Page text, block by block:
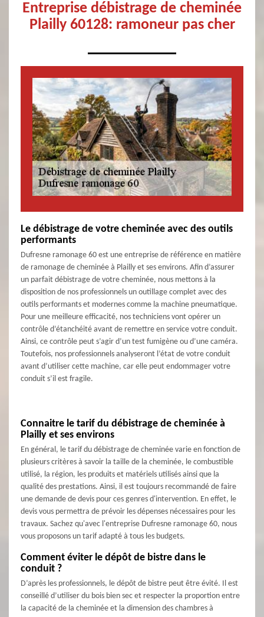
Entreprise débistrage de cheminée
Plailly 60128: ramoneur pas cher
Le débistrage de votre cheminée avec des outils
performants
Dufresne ramonage 60 est une entreprise de référence en matière
de ramonage de cheminée à Plailly et ses environs. Afin d’assurer
un parfait débistrage de votre cheminée, nous mettons à la
disposition de nos professionnels un outillage complet avec des
outils performants et modernes comme la machine pneumatique.
Pour une meilleure efficacité, nos techniciens vont opérer un
contrôle d’étanchéité avant de remettre en service votre conduit.
Ainsi, ce contrôle peut s’agir d’un test fumigène ou d’une caméra.
Toutefois, nos professionnels analyseront l’état de votre conduit
avant d’utiliser cette machine, car elle peut endommager votre
conduit s’il est fragile.
Connaitre le tarif du débistrage de cheminée à
Plailly et ses environs
En général, le tarif du débistrage de cheminée varie en fonction de
plusieurs critères à savoir la taille de la cheminée, le combustible
utilisé, la région, les produits et matériels utilisés ainsi que la
qualité des prestations. Ainsi, il est toujours recommandé de faire
une demande de devis pour ces genres d'intervention. En effet, le
devis vous permettra de prévoir les dépenses nécessaires pour les
travaux. Sachez qu'avec l'entreprise Dufresne ramonage 60, nous
vous proposons un tarif adapté à tous les budgets.
Comment éviter le dépôt de bistre dans le
conduit ?
D’après les professionnels, le dépôt de bistre peut être évité. Il est
conseillé d’utiliser du bois bien sec et respecter la proportion entre
la capacité de la cheminée et la dimension des chambres à